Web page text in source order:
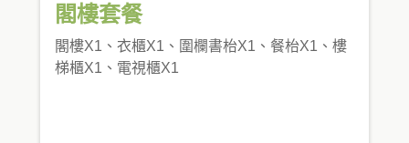
閣樓套餐
閣樓X1、衣櫃X1、圍欄書枱X1、餐枱X1、樓
梯櫃X1、電視櫃X1